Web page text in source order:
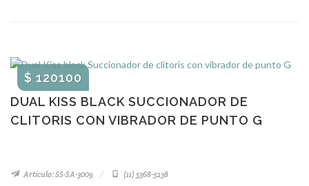
DUAL KISS BLACK SUCCIONADOR DE
CLITORIS CON VIBRADOR DE PUNTO G
$ 120100
Artículo: SS-SA-3009 (11) 5368-5238